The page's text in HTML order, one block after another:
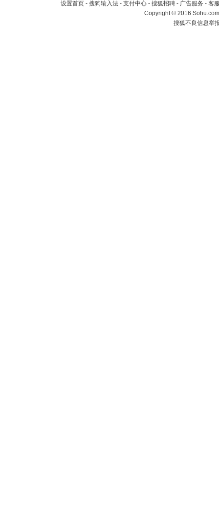
设置首页 - 搜狗输入法 - 支付中心 - 搜狐招聘 - 广告服务 - 客
Copyright©2016
搜狐不良信息举